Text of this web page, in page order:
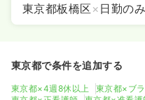
東京都板橋区 × 日勤のみ
東京都で条件を追加する
東京都×4週8休以上 東京都×ブ